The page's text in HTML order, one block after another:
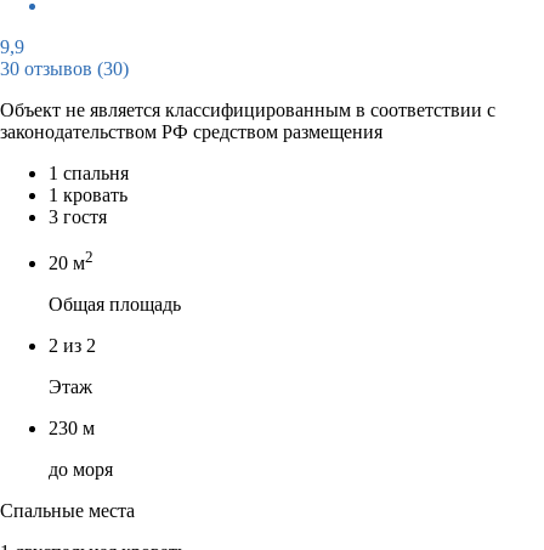
9,9
30 отзывов (30)
Объект не является классифицированным в соответствии с
законодательством РФ средством размещения
1 спальня
1 кровать
3 гостя
20 м2
Общая площадь
2 из 2
Этаж
230 м
до моря
Спальные места